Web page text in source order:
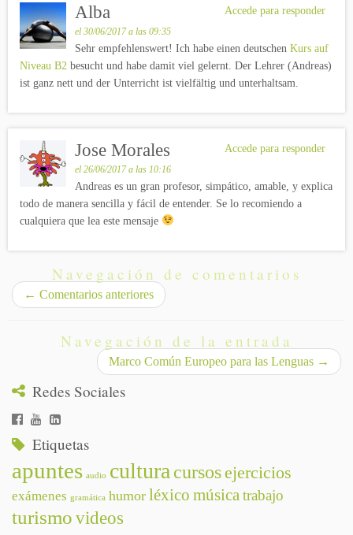
Accede para responder
Alba
el 30/06/2017 a las 09:35
Sehr empfehlenswert! Ich habe einen deutschenKurs auf
Niveau B2 besucht und habe damit viel gelernt. Der Lehrer (Andreas)
ist ganz nett und der Unterricht ist vielfältig und unterhaltsam.
Accede para responder
Jose Morales
el 26/06/2017 a las 10:16
Andreas es un gran profesor, simpático, amable, y explica
todo de manera sencilla y fácil de entender. Se lo recomiendo a
cualquiera que lea este mensaje
Navegación de comentarios
← Comentarios anteriores
Navegación de la entrada
Marco Común Europeo para las Lenguas →
Redes Sociales
Etiquetas
apuntes audio cultura cursos ejercicios
exámenes gramática humor léxico músicatrabajo
turismo videos